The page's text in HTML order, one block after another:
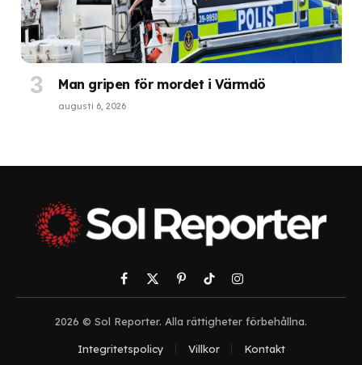
Man gripen för mordet i Värmdö
augusti 6, 2026
Facebook
X
(Twitter)
PinterestTikTokInstagram
2026 © Sol Reporter. Alla rättigheter förbehållna.
Integritetspolicy Villkor Kontakt